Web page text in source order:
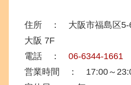
住所 ： 大阪市福島区5-
大阪 7F
電話 ：06-6344-1661
営業時間 ： 17:00～